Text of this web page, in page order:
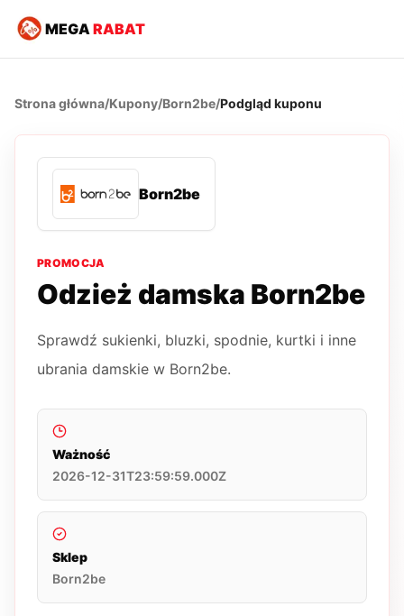
MEGARABAT
Strona główna/Kupony/Born2be/Podgląd kuponu
Born2be
PROMOCJA
Odzież damska Born2be
Sprawdź sukienki, bluzki, spodnie, kurtki i inne
ubrania damskie w Born2be.
Ważność
2026-12-31T23:59:59.000Z
Sklep
Born2be